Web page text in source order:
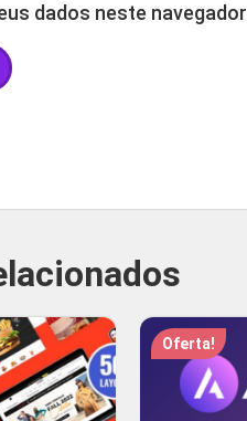
dados neste
Oferta!